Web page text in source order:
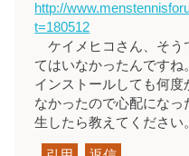
http://
t=180512
ケイメヒコさん、そう
てはいなかったんですね
インストールしても何度
なかったので心配にな
生したら教えてください